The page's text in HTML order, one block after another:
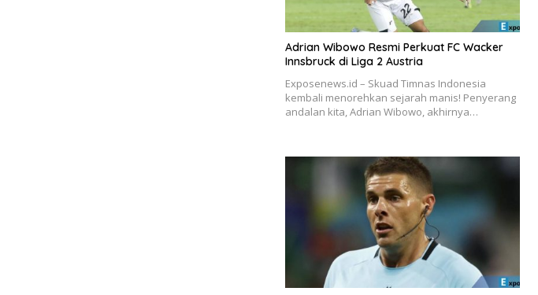
Adrian Wibowo Resmi Perkuat FC Wacker
Innsbruck di Liga 2 Austria
Exposenews.id – Skuad Timnas Indonesia
kembali menorehkan sejarah manis! Penyerang
andalan kita, Adrian Wibowo, akhirnya…